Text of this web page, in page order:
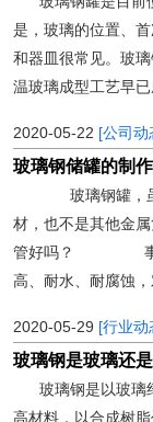
是，玻璃的位置、
和器皿很常见。玻
温玻璃成型工艺早
2020-05-22 [公司动
玻璃钢储罐的制
玻璃钢罐，虽
材，也不是其他金
管好吗？ 事实上
高、耐水、耐腐蚀
2020-05-29 [行业动
玻璃钢是玻璃还
玻璃钢是以玻璃
高材料，以合成树